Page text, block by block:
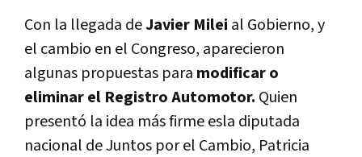
Con la llegada deJavier Milei al Gobierno, y
el cambio en el Congreso, aparecieron
algunas propuestas para modificar o
eliminar el Registro Automotor. Quien
presentó la idea más firme esla diputada
nacional de Juntos por el Cambio, Patricia